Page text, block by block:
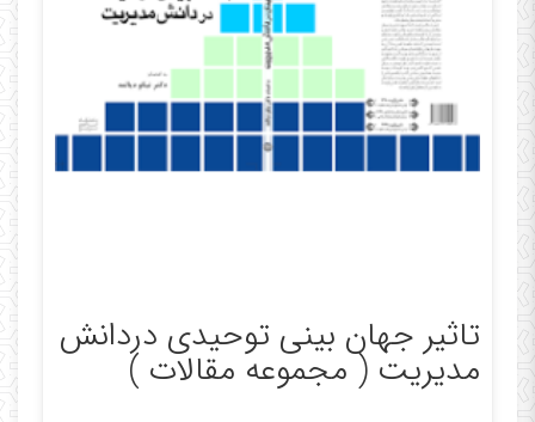
تاثیر جهان بینی توحیدی دردانش
مدیریت ( مجموعه مقالات )